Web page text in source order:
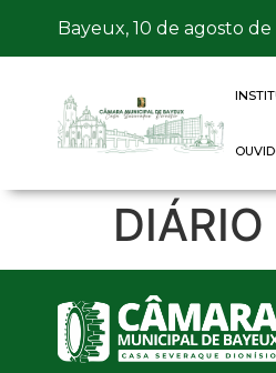
Bayeux, 10 de agosto